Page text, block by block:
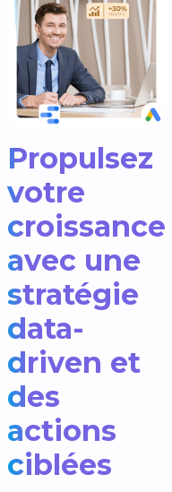
Propulsez
votre
croissance
avec une
stratégie
data-
driven et
des
actions
ciblées